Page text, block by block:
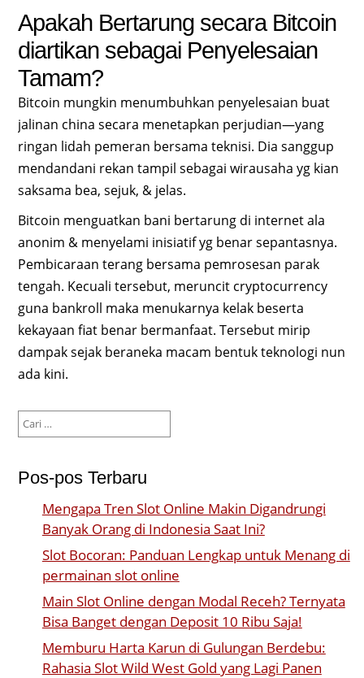
Apakah Bertarung secara Bitcoin
diartikan sebagai Penyelesaian
Tamam?
Bitcoin mungkin menumbuhkan penyelesaian buat
jalinan china secara menetapkan perjudian—yang
ringan lidah pemeran bersama teknisi. Dia sanggup
mendandani rekan tampil sebagai wirausaha yg kian
saksama bea, sejuk, & jelas.
Bitcoin menguatkan bani bertarung di internet ala
anonim & menyelami inisiatif yg benar sepantasnya.
Pembicaraan terang bersama pemrosesan parak
tengah. Kecuali tersebut, meruncit cryptocurrency
guna bankroll maka menukarnya kelak beserta
kekayaan fiat benar bermanfaat. Tersebut mirip
dampak sejak beraneka macam bentuk teknologi nun
ada kini.
untuk:
Pos-pos Terbaru
Mengapa Tren Slot Online Makin Digandrungi
Banyak Orang di Indonesia Saat Ini?
Slot Bocoran: Panduan Lengkap untuk Menang di
permainan slot online
Main Slot Online dengan Modal Receh? Ternyata
Bisa Banget dengan Deposit 10 Ribu Saja!
Memburu Harta Karun di Gulungan Berdebu:
Rahasia Slot Wild West Gold yang Lagi Panen